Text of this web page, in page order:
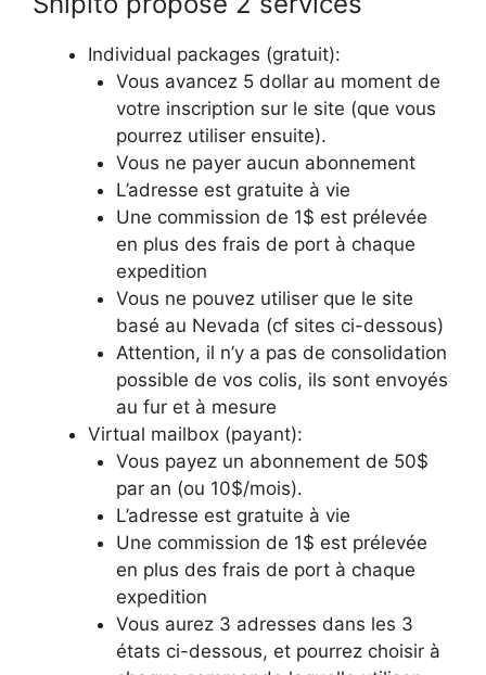
Individual packages (gratuit):
Vous avancez 5 dollar au moment de
votre inscription sur le site (que vous
pourrez utiliser ensuite).
Vous ne payer aucun abonnement
L’adresse est gratuite à vie
Une commission de 1$ est prélevée
en plus des frais de port à chaque
expedition
Vous ne pouvez utiliser que le site
basé au Nevada (cf sites ci-dessous)
Attention, il n’y a pas de consolidation
possible de vos colis, ils sont envoyés
au fur et à mesure
Virtual mailbox (payant):
Vous payez un abonnement de 50$
par an (ou 10$/mois).
L’adresse est gratuite à vie
Une commission de 1$ est prélevée
en plus des frais de port à chaque
expedition
Vous aurez 3 adresses dans les 3
états ci-dessous, et pourrez choisir à